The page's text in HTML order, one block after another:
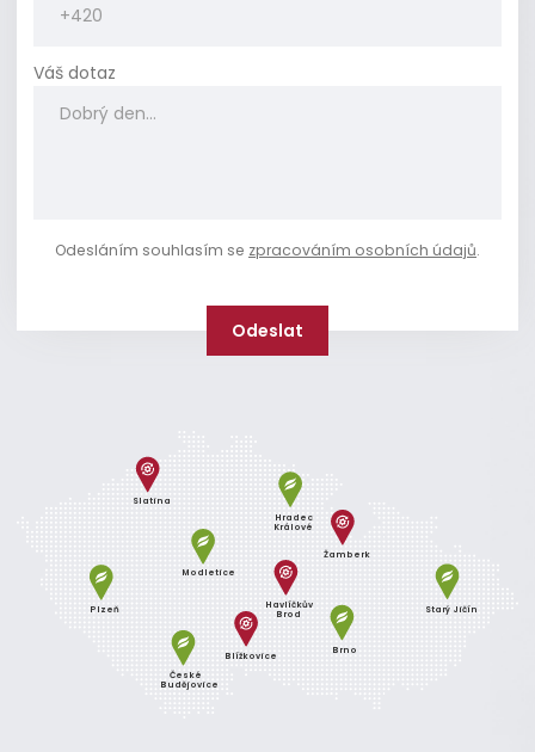
Váš dotaz
Odesláním souhlasím se zpracováním osobních údajů.
Brno
Slatina
Blížkovice
Havlíčkův
Brod
Žamberk
Starý Jičín
Hradec
Králové
Modletice
České
Budějovice
Plzeň